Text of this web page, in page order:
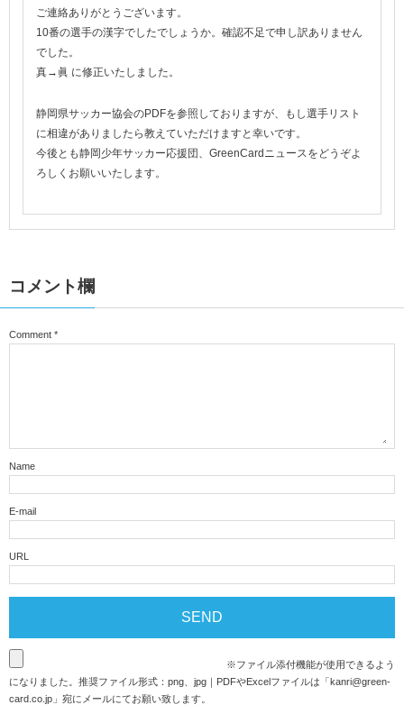
ご連絡ありがとうございます。
10番の選手の漢字でしたでしょうか。確認不足で申し訳ありません
でした。
真→眞 に修正いたしました。
静岡県サッカー協会のPDFを参照しておりますが、もし選手リスト
に相違がありましたら教えていただけますと幸いです。
今後とも静岡少年サッカー応援団、GreenCardニュースをどうぞよ
ろしくお願いいたします。
コメント欄
Comment *
Name
E-mail
URL
※ファイル添付機能が使用できるよう
になりました。推奨ファイル形式：png、jpg｜PDFやExcelファイルは「kanri@green-
card.co.jp 」宛にメールにてお願い致します。